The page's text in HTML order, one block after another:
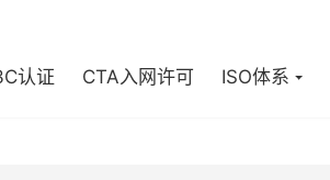
认证 CTA入网许可 ISO体系